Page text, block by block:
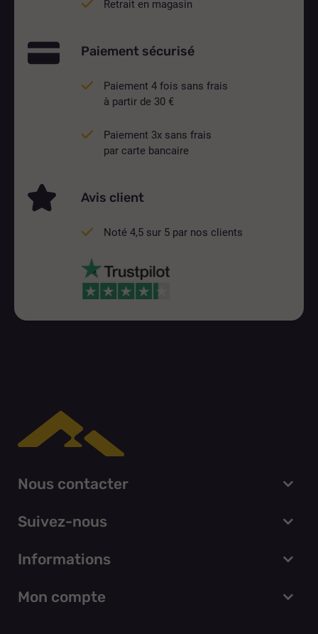
Retrait en magasin
Paiement sécurisé
Paiement 4 fois sans frais
à partir de 30 €
Paiement 3x sans frais
par carte bancaire
Avis client
Noté 4,5 sur 5 par nos clients
Nous contacter
Suivez-nous
Informations
Mon compte